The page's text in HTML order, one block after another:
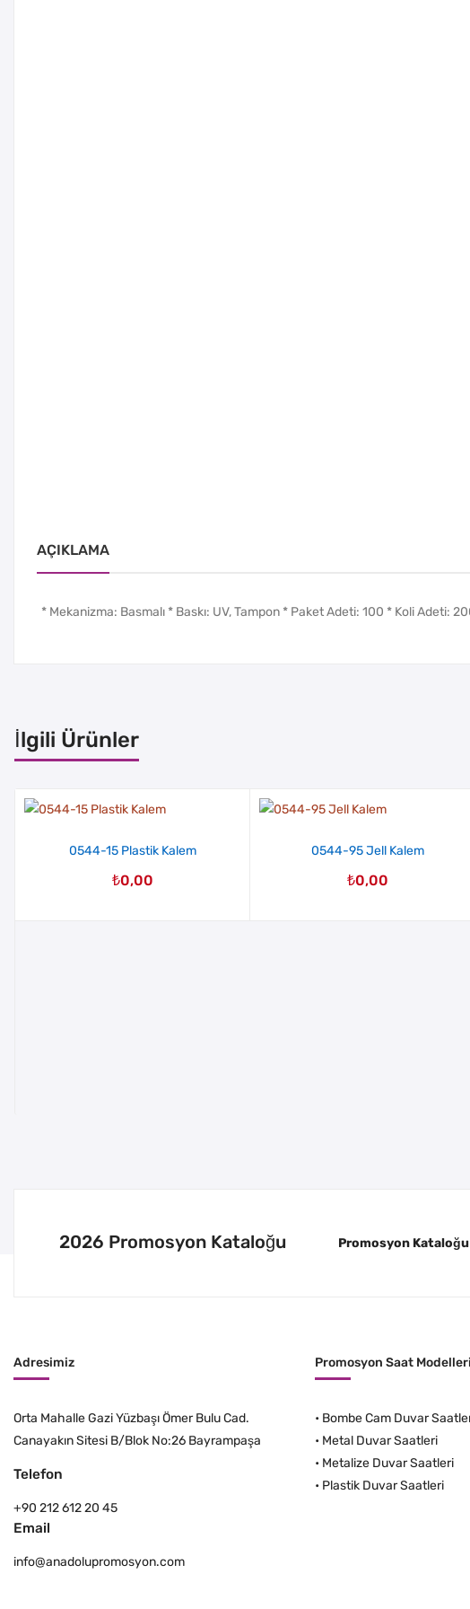
AÇIKLAMA
* Mekanizma: Basmalı * Baskı: UV, Tampon * Paket Adeti: 100 * Koli Adeti:
İlgili Ürünler
0544-15 Plastik Kalem
₺0,00
0544-95 Jell Kalem
₺0,00
2026 Promosyon Kataloğu Promosyon
Adresimiz
Orta Mahalle Gazi Yüzbaşı Ömer Bulu Cad.
Canayakın Sitesi B/Blok No:26 Bayrampaşa
Telefon
+90 212 612 20 45
Email
info@anadolupromosyon.com
Promosyon Saat Modelleri
• Bombe Cam Duvar
• Metal Duvar Saatleri
• Metalize Duvar Saatleri
• Plastik Duvar Saatleri